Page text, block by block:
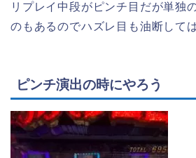
リプレイ中段がピンチ目だが単独
のもあるのでハズレ目も油断して
ピンチ演出の時にやろう